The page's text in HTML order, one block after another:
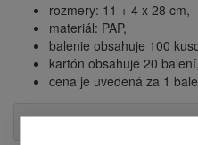
rozmery: 11 + 4 x 28 cm,
materiál: PAP,
balenie obsahuje 100
kartón obsahuje 20 balení,
cena je uvedená za 1
Otázka